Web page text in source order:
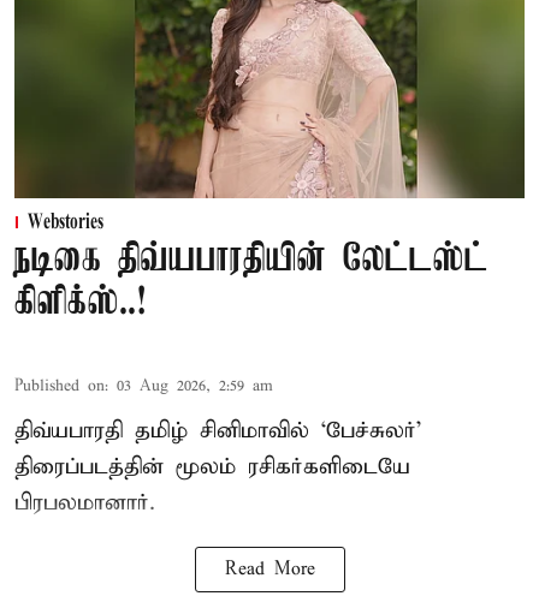
Webstories
நடிகை திவ்யபாரதியின் லேட்டஸ்ட்
கிளிக்ஸ்..!
Published on: 03 Aug 2026, 2:59 am
திவ்யபாரதி தமிழ் சினிமாவில் ‘பேச்சுலர்’
திரைப்படத்தின் மூலம் ரசிகர்களிடையே
பிரபலமானார்.
Read More